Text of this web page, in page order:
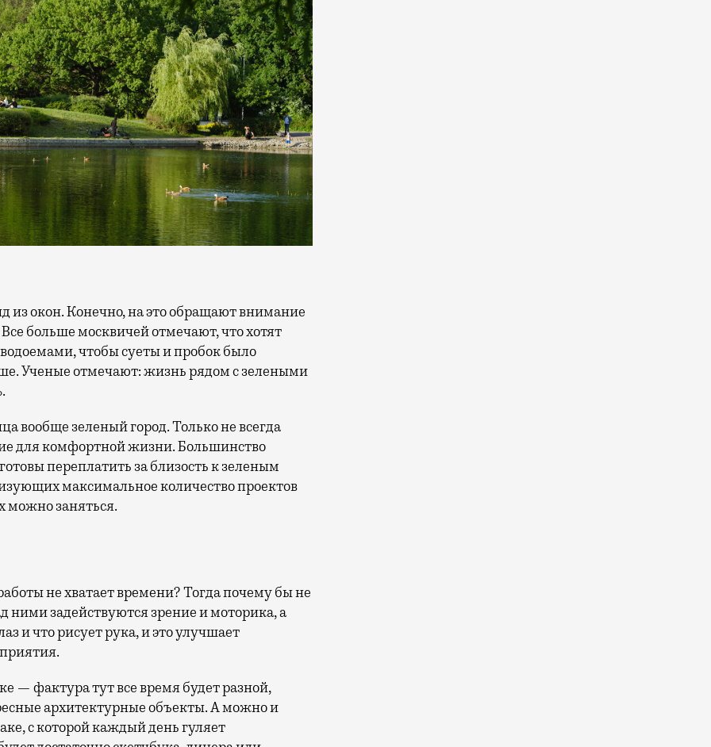
больше москвичей отмечают, что хотят
чтобы суеты и пробок было
Ученые отмечают: жизнь рядом с зелеными
вообще зеленый город. Только не всегда
для комфортной жизни. Большинство
переплатить за близость к зеленым
максимальное количество проектов
можно заняться.
не хватает времени? Тогда почему бы не
ними задействуются зрение и моторика, а
и что рисует рука, и это улучшает
— фактура тут все время будет разной,
архитектурные объекты. А можно и
с которой каждый день гуляет